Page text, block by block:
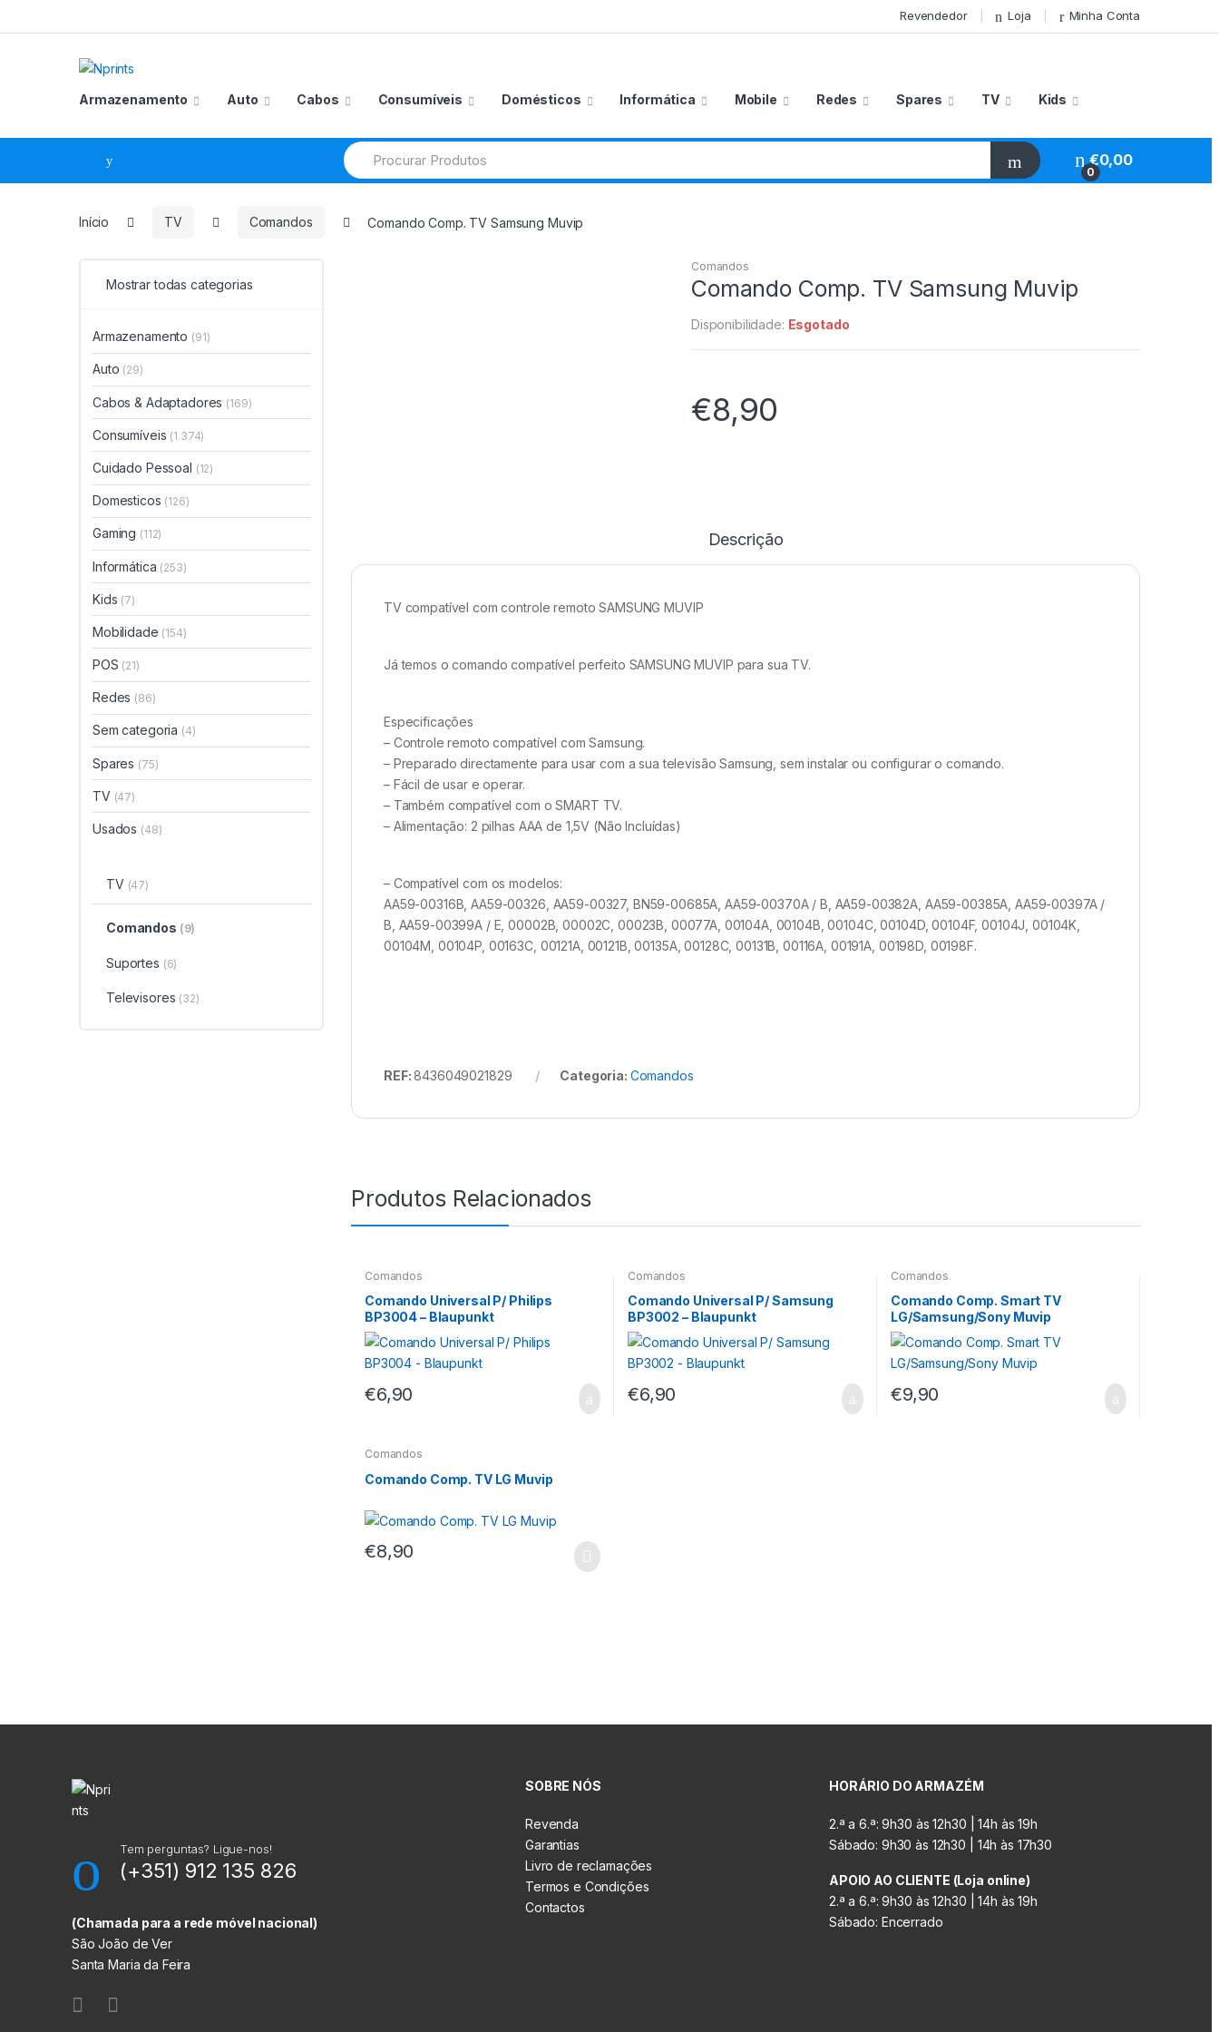
para
para
Revendedor Loja Minha Conta
Armazenamento Auto Cabos Consumíveis Domésticos Informática Mobile Redes Spares TV Kids
Procurar
por:
0
€0,00
Início TV Comandos Comando Comp. TV Samsung Muvip
Comandos
Comando Comp. TV Samsung Muvip
Disponibilidade: Esgotado
€8,90
Descrição
TV compatível com controle remoto SAMSUNG MUVIP
Já temos o comando compatível perfeito SAMSUNG MUVIP para sua TV.
Especificações
– Controle remoto compatível com Samsung.
– Preparado directamente para usar com a sua televisão Samsung, sem instalar ou configurar o comando.
– Fácil de usar e operar.
– Também compatível com o SMART TV.
– Alimentação: 2 pilhas AAA de 1,5V (Não Incluídas)
– Compatível com os modelos:
AA59-00316B, AA59-00326, AA59-00327, BN59-00685A, AA59-00370A / B, AA59-00382A, AA59-00385A, AA59-00397A /
B, AA59-00399A / E, 00002B, 00002C, 00023B, 00077A, 00104A, 00104B, 00104C, 00104D, 00104F, 00104J, 00104K,
00104M, 00104P, 00163C, 00121A, 00121B, 00135A, 00128C, 00131B, 00116A, 00191A, 00198D, 00198F.
REF:8436049021829 Categoria: Comandos
Produtos Relacionados
Comandos
Comando Universal P/ Philips
BP3004 – Blaupunkt
€6,90
Comandos
Comando Universal P/ Samsung
BP3002 – Blaupunkt
€6,90
Comandos
Comando Comp. Smart TV
LG/Samsung/Sony Muvip
€9,90
Comandos
Comando Comp. TV LG Muvip
€8,90
Mostrar todas categorias
Armazenamento (91)
Auto (29)
Cabos & Adaptadores (169)
Consumíveis (1.374)
Cuidado Pessoal (12)
Domesticos (126)
Gaming (112)
Informática (253)
Kids (7)
Mobilidade (154)
POS (21)
Redes (86)
Sem categoria (4)
Spares (75)
TV (47)
Usados (48)
TV (47)
Comandos (9)
Suportes (6)
Televisores (32)
Tem perguntas? Ligue-nos!
(+351) 912 135 826
(Chamada para a rede móvel nacional)
São João de Ver
Santa Maria da Feira
SOBRE NÓS
Revenda
Garantias
Livro de reclamações
Termos e Condições
Contactos
HORÁRIO DO ARMAZÉM
2.ª a 6.ª: 9h30 às 12h30 | 14h às 19h
Sábado: 9h30 às 12h30 | 14h às 17h30
APOIO AO CLIENTE (Loja online)
2.ª a 6.ª: 9h30 às 12h30 | 14h às 19h
Sábado: Encerrado